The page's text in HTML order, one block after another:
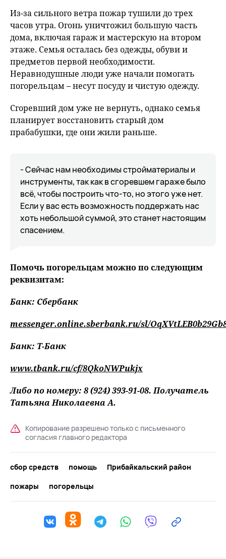
Из-за сильного ветра пожар тушили до трех
часов утра. Огонь уничтожил большую часть
дома, включая гараж и мастерскую на втором
этаже. Семья осталась без одежды, обуви и
предметов первой необходимости.
Неравнодушные люди уже начали помогать
погорельцам – несут посуду и чистую одежду.
Сгоревший дом уже не вернуть, однако семья
планирует восстановить старый дом
прабабушки, где они жили раньше.
- Сейчас нам необходимы стройматериалы и
инструменты, так как в сгоревшем гараже было
всё, чтобы построить что-то, но этого уже нет.
Если у вас есть возможность поддержать нас
хоть небольшой суммой, это станет настоящим
спасением.
Помочь погорельцам можно по следующим
реквизитам:
Банк: Сбербанк
messenger.online.sberbank.ru/sl/
Банк: Т-Банк
www.tbank.ru/cf/8QkoNWPukjx
Либо по номеру: 8 (924) 393-91-08. Получатель
Татьяна Николаевна А.
Копирование разрешено только с письменного
согласия главного редактора
сбор средств помощь
Прибайкальский район
пожары
погорельцы